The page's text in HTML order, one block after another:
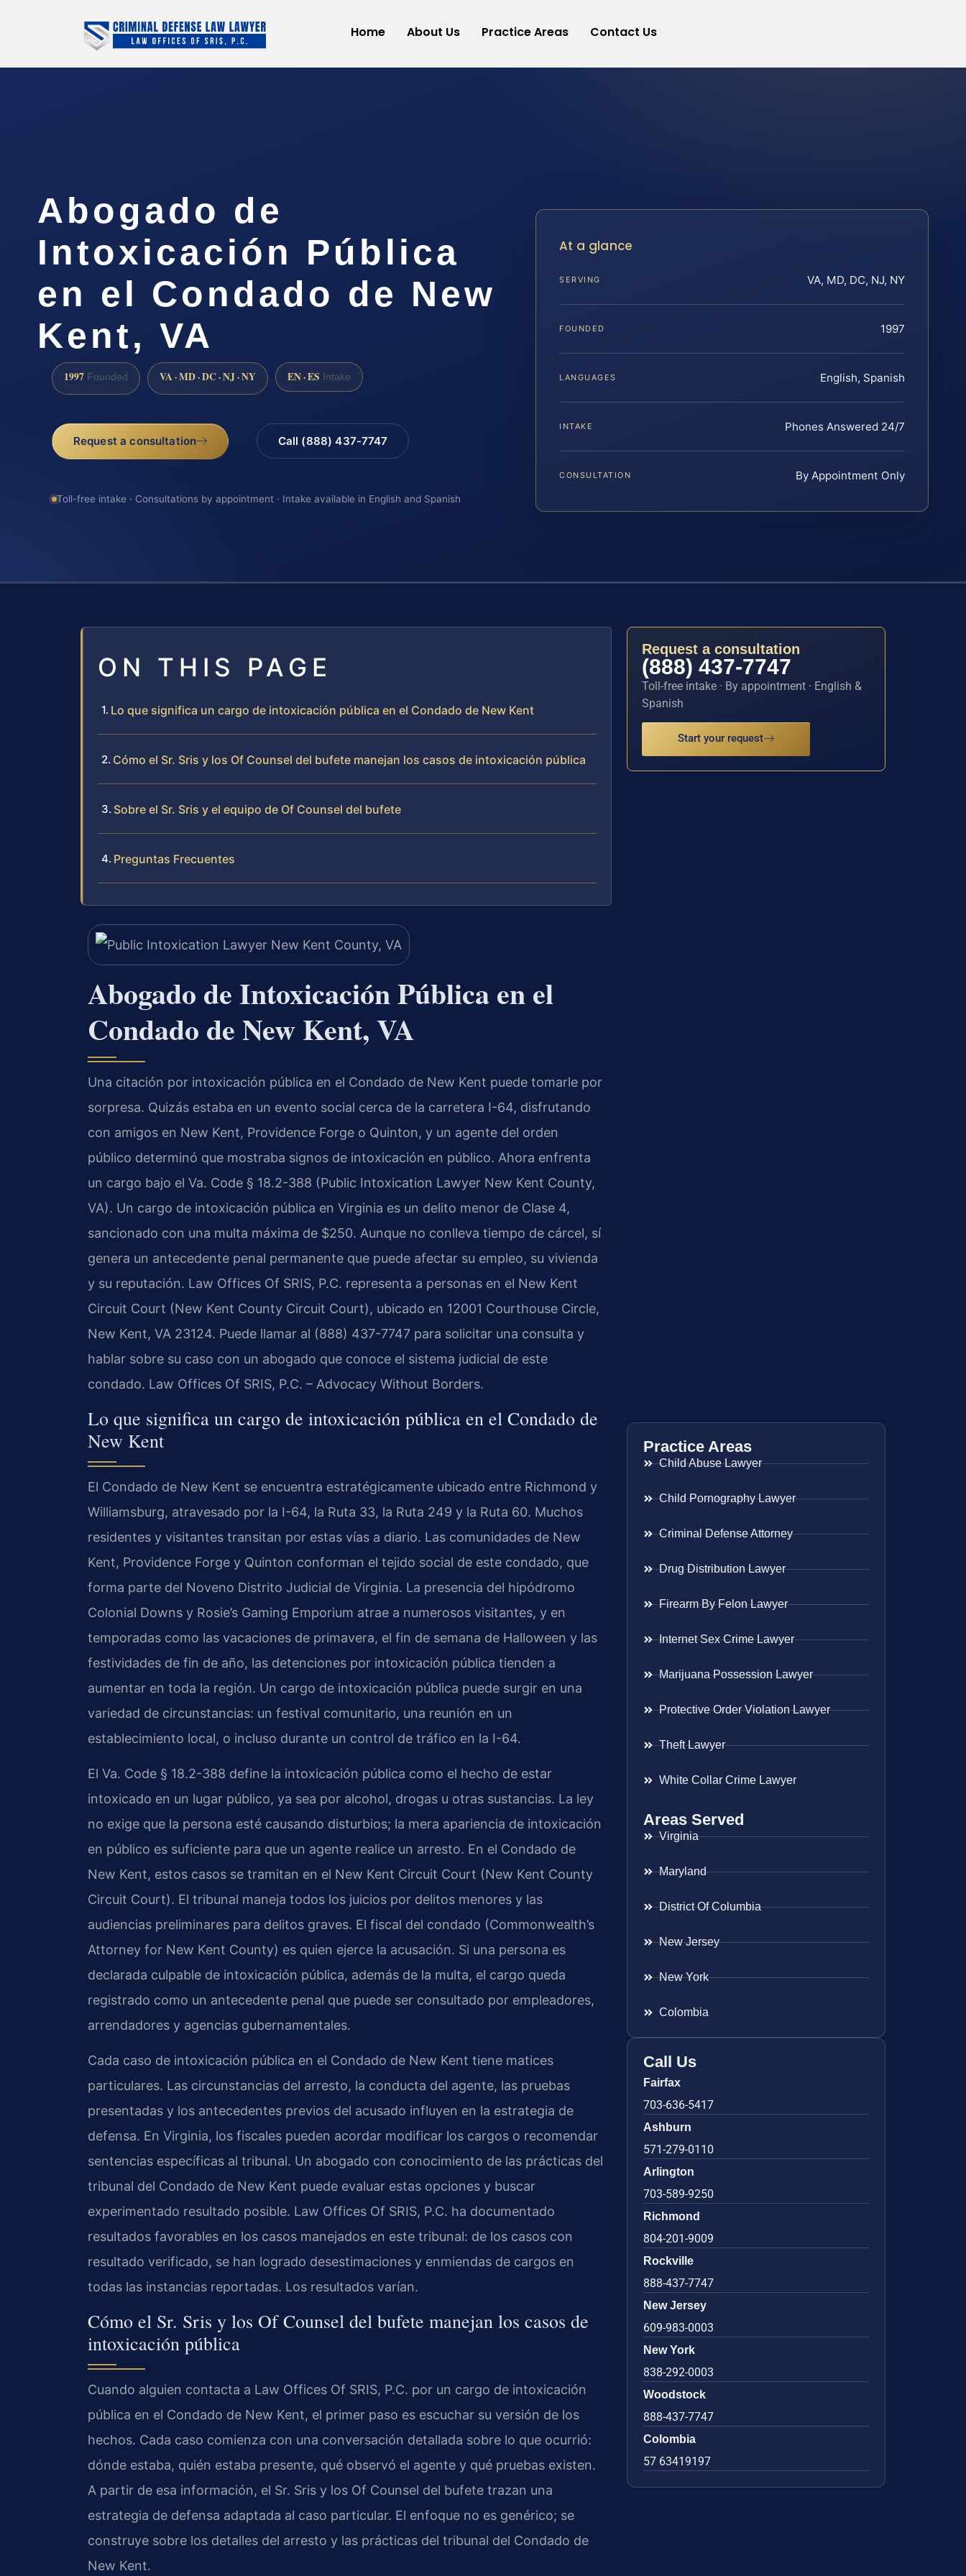
Home About Us Practice Areas Contact Us
Abogado de
Intoxicación Pública
en el Condado de New
Kent, VA
1997 Founded VA · MD · DC · NJ · NY EN · ES Intake
Request a consultation Call (888) 437-7747
Toll-free intake · Consultations by appointment · Intake available in English and Spanish
At a glance
SERVING VA, MD, DC, NJ, NY
FOUNDED 1997
LANGUAGES English, Spanish
INTAKE Phones Answered 24/7
CONSULTATION By Appointment Only
ON THIS PAGE
Lo que significa un cargo de intoxicación pública en el Condado de New Kent
Cómo el Sr. Sris y los Of Counsel del bufete manejan los casos de intoxicación pública
Sobre el Sr. Sris y el equipo de Of Counsel del bufete
Preguntas Frecuentes
Abogado de Intoxicación Pública en el
Condado de New Kent, VA
Una citación por intoxicación pública en el Condado de New Kent puede tomarle por
sorpresa. Quizás estaba en un evento social cerca de la carretera I-64, disfrutando
con amigos en New Kent, Providence Forge o Quinton, y un agente del orden
público determinó que mostraba signos de intoxicación en público. Ahora enfrenta
un cargo bajo el Va. Code § 18.2-388 (Public Intoxication Lawyer New Kent County,
VA). Un cargo de intoxicación pública en Virginia es un delito menor de Clase 4,
sancionado con una multa máxima de $250. Aunque no conlleva tiempo de cárcel, sí
genera un antecedente penal permanente que puede afectar su empleo, su vivienda
y su reputación. Law Offices Of SRIS, P.C. representa a personas en el New Kent
Circuit Court (New Kent County Circuit Court), ubicado en 12001 Courthouse Circle,
New Kent, VA 23124. Puede llamar al (888) 437-7747 para solicitar una consulta y
hablar sobre su caso con un abogado que conoce el sistema judicial de este
condado. Law Offices Of SRIS, P.C. – Advocacy Without Borders.
Lo que significa un cargo de intoxicación pública en el Condado de
New Kent
El Condado de New Kent se encuentra estratégicamente ubicado entre Richmond y
Williamsburg, atravesado por la I-64, la Ruta 33, la Ruta 249 y la Ruta 60. Muchos
residentes y visitantes transitan por estas vías a diario. Las comunidades de New
Kent, Providence Forge y Quinton conforman el tejido social de este condado, que
forma parte del Noveno Distrito Judicial de Virginia. La presencia del hipódromo
Colonial Downs y Rosie’s Gaming Emporium atrae a numerosos visitantes, y en
temporadas como las vacaciones de primavera, el fin de semana de Halloween y las
festividades de fin de año, las detenciones por intoxicación pública tienden a
aumentar en toda la región. Un cargo de intoxicación pública puede surgir en una
variedad de circunstancias: un festival comunitario, una reunión en un
establecimiento local, o incluso durante un control de tráfico en la I-64.
El Va. Code § 18.2-388 define la intoxicación pública como el hecho de estar
intoxicado en un lugar público, ya sea por alcohol, drogas u otras sustancias. La ley
no exige que la persona esté causando disturbios; la mera apariencia de intoxicación
en público es suficiente para que un agente realice un arresto. En el Condado de
New Kent, estos casos se tramitan en el New Kent Circuit Court (New Kent County
Circuit Court). El tribunal maneja todos los juicios por delitos menores y las
audiencias preliminares para delitos graves. El fiscal del condado (Commonwealth’s
Attorney for New Kent County) es quien ejerce la acusación. Si una persona es
declarada culpable de intoxicación pública, además de la multa, el cargo queda
registrado como un antecedente penal que puede ser consultado por empleadores,
arrendadores y agencias gubernamentales.
Cada caso de intoxicación pública en el Condado de New Kent tiene matices
particulares. Las circunstancias del arresto, la conducta del agente, las pruebas
presentadas y los antecedentes previos del acusado influyen en la estrategia de
defensa. En Virginia, los fiscales pueden acordar modificar los cargos o recomendar
sentencias específicas al tribunal. Un abogado con conocimiento de las prácticas del
tribunal del Condado de New Kent puede evaluar estas opciones y buscar
experimentado resultado posible. Law Offices Of SRIS, P.C. ha documentado
resultados favorables en los casos manejados en este tribunal: de los casos con
resultado verificado, se han logrado desestimaciones y enmiendas de cargos en
todas las instancias reportadas. Los resultados varían.
Cómo el Sr. Sris y los Of Counsel del bufete manejan los casos de
intoxicación pública
Cuando alguien contacta a Law Offices Of SRIS, P.C. por un cargo de intoxicación
pública en el Condado de New Kent, el primer paso es escuchar su versión de los
hechos. Cada caso comienza con una conversación detallada sobre lo que ocurrió:
dónde estaba, quién estaba presente, qué observó el agente y qué pruebas existen.
A partir de esa información, el Sr. Sris y los Of Counsel del bufete trazan una
estrategia de defensa adaptada al caso particular. El enfoque no es genérico; se
construye sobre los detalles del arresto y las prácticas del tribunal del Condado de
New Kent.
Request a consultation
(888) 437-7747
Toll-free intake · By appointment · English &
Spanish
Start your request
Practice Areas
Child Abuse Lawyer
Child Pornography Lawyer
Criminal Defense Attorney
Drug Distribution Lawyer
Firearm By Felon Lawyer
Internet Sex Crime Lawyer
Marijuana Possession Lawyer
Protective Order Violation Lawyer
Theft Lawyer
White Collar Crime Lawyer
Areas Served
Virginia
Maryland
District Of Columbia
New Jersey
New York
Colombia
Call Us
Fairfax
703-636-5417
Ashburn
571-279-0110
Arlington
703-589-9250
Richmond
804-201-9009
Rockville
888-437-7747
New Jersey
609-983-0003
New York
838-292-0003
Woodstock
888-437-7747
Colombia
57 63419197